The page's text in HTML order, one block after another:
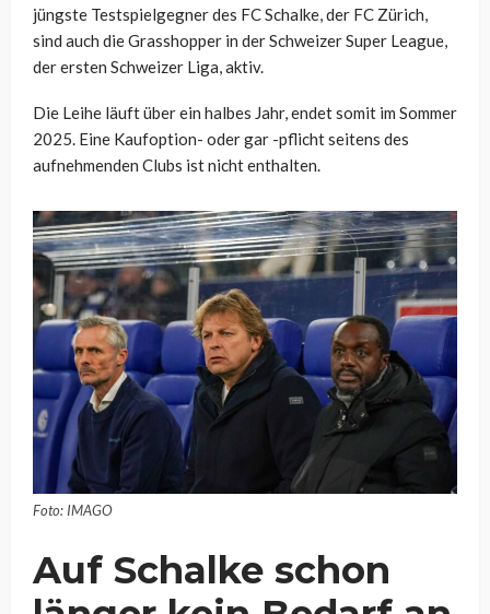
jüngste Testspielgegner des FC Schalke, der FC Zürich,
sind auch die Grasshopper in der Schweizer Super League,
der ersten Schweizer Liga, aktiv.
Die Leihe läuft über ein halbes Jahr, endet somit im Sommer
2025. Eine Kaufoption- oder gar -pflicht seitens des
aufnehmenden Clubs ist nicht enthalten.
Foto: IMAGO
Auf Schalke schon